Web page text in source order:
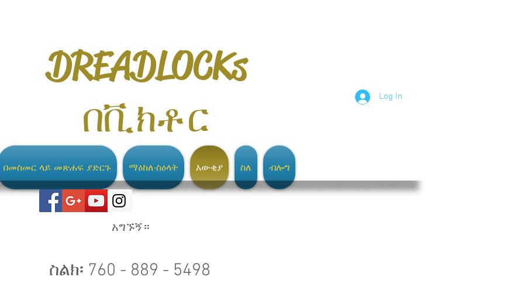
DREADLOCKs
በቪክቶር
Log In
በመስመር ላይ መጽሐፍ ያድርጉ ማዕከለ-ስዕላት እውቂያ ስለ ብሎግ
አግኙኝ።
ስልክ፡ 760 - 889 - 5498